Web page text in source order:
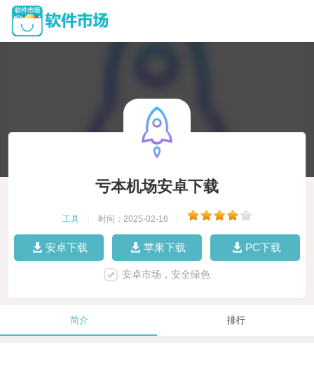
亏本机场安卓下载
工具 时间：2025-02-16
安卓下载 苹果下载 PC下载
安卓市场，安全绿色
简介 排行